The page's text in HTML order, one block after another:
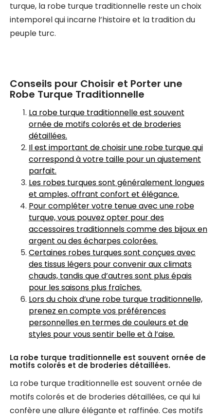
turque, la robe turque traditionnelle reste un choix
intemporel qui incarne l’histoire et la tradition du
peuple turc.
Conseils pour Choisir et Porter une
Robe Turque Traditionnelle
La robe turque traditionnelle est souvent
ornée de motifs colorés et de broderies
détaillées.
Il est important de choisir une robe turque qui
correspond à votre taille pour un ajustement
parfait.
Les robes turques sont généralement longues
et amples, offrant confort et élégance.
Pour compléter votre tenue avec une robe
turque, vous pouvez opter pour des
accessoires traditionnels comme des bijoux en
argent ou des écharpes colorées.
Certaines robes turques sont conçues avec
des tissus légers pour convenir aux climats
chauds, tandis que d’autres sont plus épais
pour les saisons plus fraîches.
Lors du choix d’une robe turque traditionnelle,
prenez en compte vos préférences
personnelles en termes de couleurs et de
styles pour vous sentir belle et à l’aise.
La robe turque traditionnelle est souvent ornée de
motifs colorés et de broderies détaillées.
La robe turque traditionnelle est souvent ornée de
motifs colorés et de broderies détaillées, ce qui lui
confère une allure élégante et raffinée. Ces motifs